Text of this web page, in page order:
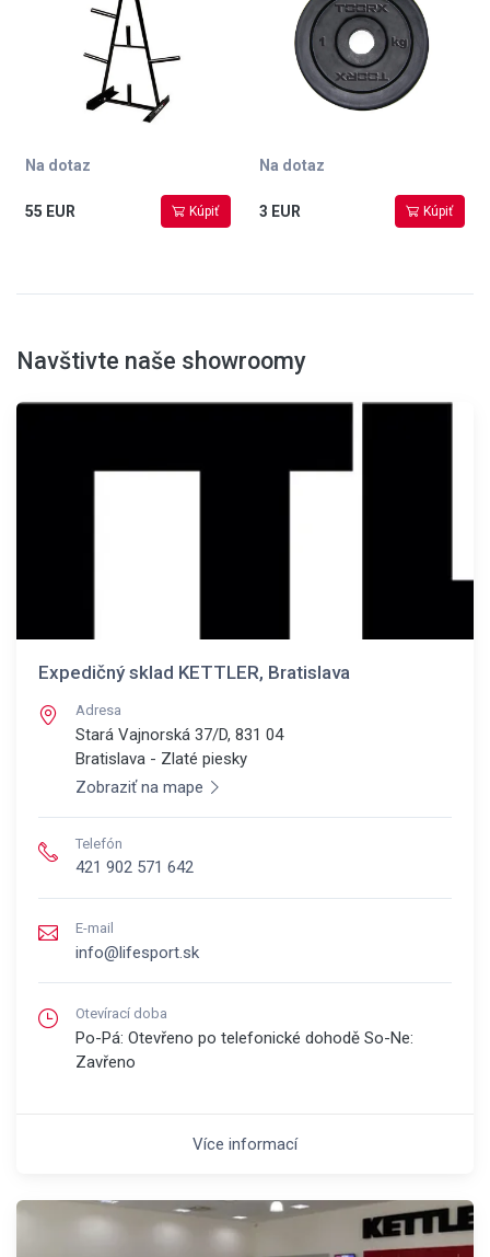
Na dotaz
55 EUR Kúpiť
Na dotaz
3 EUR Kúpiť
Navštivte naše showroomy
Expedičný sklad KETTLER, Bratislava
Adresa
Stará Vajnorská 37/D, 831 04
Bratislava - Zlaté piesky
Zobraziť na mape
Telefón
421 902 571 642
E-mail
info@lifesport.sk
Otevírací doba
Po-Pá: Otevřeno po telefonické dohodě So-Ne:
Zavřeno
Více informací